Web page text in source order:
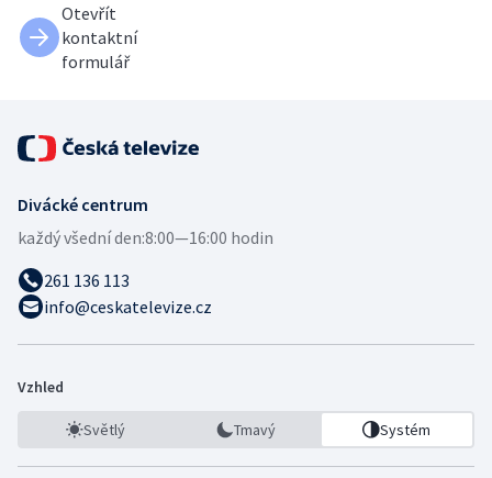
Otevřít
kontaktní
formulář
Divácké centrum
každý všední den:8:00—16:00 hodin
261 136 113
info@ceskatelevize.cz
Vzhled
Světlý Tmavý Systém